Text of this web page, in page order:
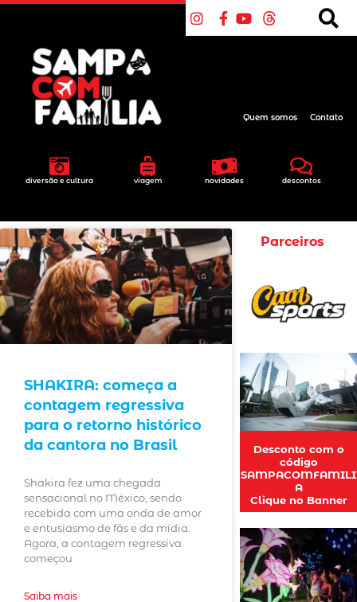
diversão e cultura viagem novidades descontos
Quem somos Contato
SHAKIRA: começa a
contagem regressiva
para o retorno histórico
da cantora no Brasil
Shakira fez uma chegada
sensacional no México, sendo
recebida com uma onda de amor
e entusiasmo de fãs e da mídia.
Agora, a contagem regressiva
começou
Saiba mais
Parceiros
Desconto com o
código
SAMPACOMFAMILI
A
Clique no Banner